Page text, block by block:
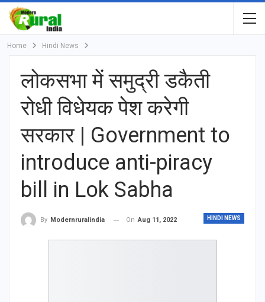
Home Hindi News
लोकसभा में समुद्री डकैती
रोधी विधेयक पेश करेगी
सरकार | Government to
introduce anti-piracy
bill in Lok Sabha
HINDI NEWS
By Modernruralindia On Aug 11, 2022